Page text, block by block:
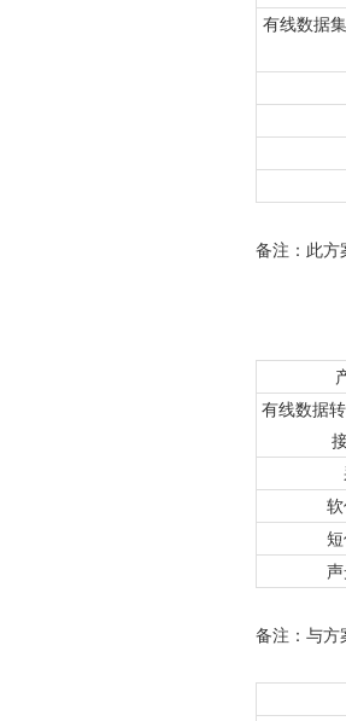
有线数据
备注：此方
有线数据
备注：与方